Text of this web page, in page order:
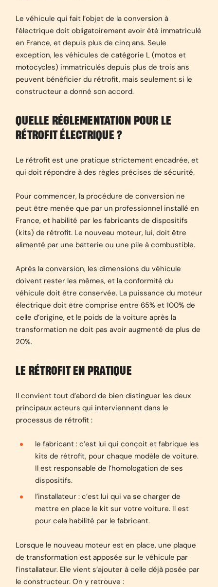
Le véhicule qui fait l’objet de la conversion à
l’électrique doit obligatoirement avoir été immatriculé
en France, et depuis plus de cinq ans. Seule
exception, les véhicules de catégorie L (motos et
motocycles) immatriculés depuis plus de trois ans
peuvent bénéficier du rétrofit, mais seulement si le
constructeur a donné son accord.
QUELLE RÉGLEMENTATION POUR LE
RÉTROFIT ÉLECTRIQUE ?
Le rétrofit est une pratique strictement encadrée, et
qui doit répondre à des règles précises de sécurité.
Pour commencer, la procédure de conversion ne
peut être menée que par un professionnel installé en
France, et habilité par les fabricants de dispositifs
(kits) de rétrofit. Le nouveau moteur, lui, doit être
alimenté par une batterie ou une pile à combustible.
Après la conversion, les dimensions du véhicule
doivent rester les mêmes, et la conformité du
véhicule doit être conservée. La puissance du moteur
électrique doit être comprise entre 65% et 100% de
celle d’origine, et le poids de la voiture après la
transformation ne doit pas avoir augmenté de plus de
20%.
LE RÉTROFIT EN PRATIQUE
Il convient tout d’abord de bien distinguer les deux
principaux acteurs qui interviennent dans le
processus de rétrofit :
le fabricant : c’est lui qui conçoit et fabrique les
kits de rétrofit, pour chaque modèle de voiture.
Il est responsable de l’homologation de ses
dispositifs.
l’installateur : c’est lui qui va se charger de
mettre en place le kit sur votre voiture. Il est
pour cela habilité par le fabricant.
Lorsque le nouveau moteur est en place, une plaque
de transformation est apposée sur le véhicule par
l’installateur. Elle vient s’ajouter à celle déjà posée par
le constructeur. On y retrouve :